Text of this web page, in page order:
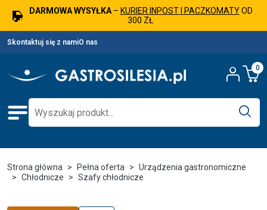
DARMOWA WYSYŁKA– KURIER INPOST I PACZKOMATYOD
300 ZŁ
Skontaktuj się z namiO nas
0
Strona główna Pełna oferta
Urządzenia gastronomiczne
Chłodnicze
Szafy chłodnicze